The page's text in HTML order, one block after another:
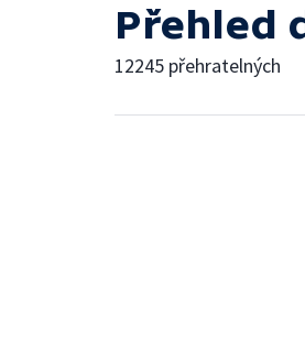
Přehled
12245 přehratelných